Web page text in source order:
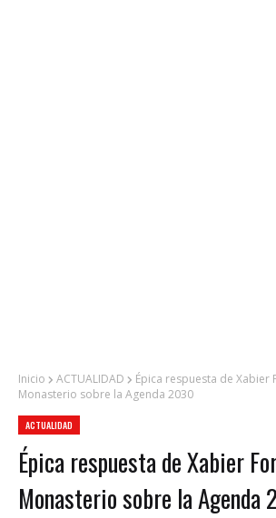
Inicio ACTUALIDAD
Épica respuesta de Xabier
Monasterio sobre la Agenda 2030
ACTUALIDAD
Épica respuesta de Xabier
Monasterio sobre la Agenda